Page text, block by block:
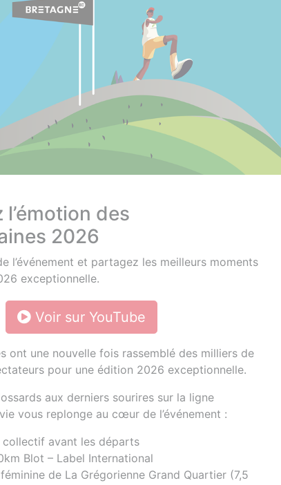
des
2026
l’événement et partagez les meilleurs moments
exceptionnelle.
Voir sur YouTube
ont une nouvelle fois rassemblé des milliers de
pour une édition 2026 exceptionnelle.
aux derniers sourires sur la ligne
vous replonge au cœur de l’événement :
collectif avant les départs
Blot – Label International
féminine de La Grégorienne Grand Quartier (7,5